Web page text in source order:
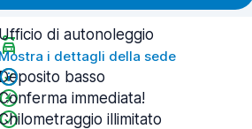
Ufficio di autonoleggio
Mostra i dettagli della sede
Deposito basso
immediata!
illimitato